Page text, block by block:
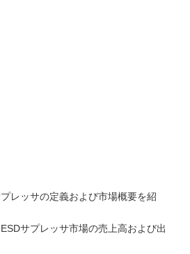
レッサの定義および市場概要を紹
サプレッサ市場の売上高および出